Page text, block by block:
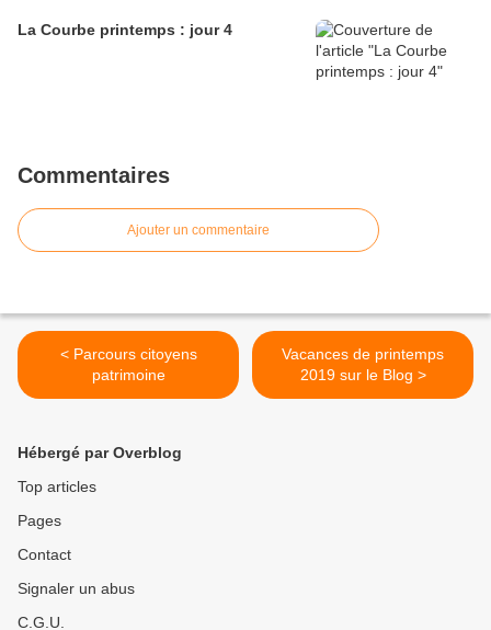
La Courbe printemps : jour 4
Commentaires
Ajouter un commentaire
< Parcours citoyens
patrimoine
Vacances de printemps
2019 sur le Blog >
Hébergé par Overblog
Top articles
Pages
Contact
Signaler un abus
C.G.U.